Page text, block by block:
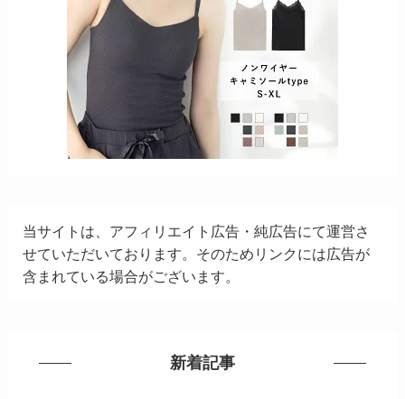
当サイトは、アフィリエイト広告・純広告にて運営さ
せていただいております。そのためリンクには広告が
含まれている場合がございます。
新着記事